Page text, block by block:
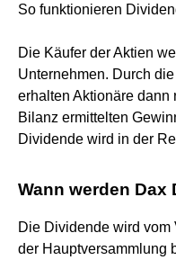
So funktionieren
Die Käufer der Aktien
Unternehmen. Durch
erhalten Aktionäre
Bilanz ermittelten
Dividende wird in der
Wann werden Dax
Die Dividende wird vom
der Hauptversammlung